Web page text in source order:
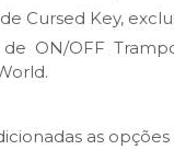
Cursed Key,
de ON/OFF
as